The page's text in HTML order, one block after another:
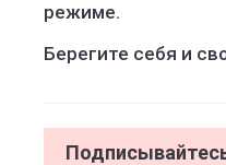
режиме.
Берегите себя и